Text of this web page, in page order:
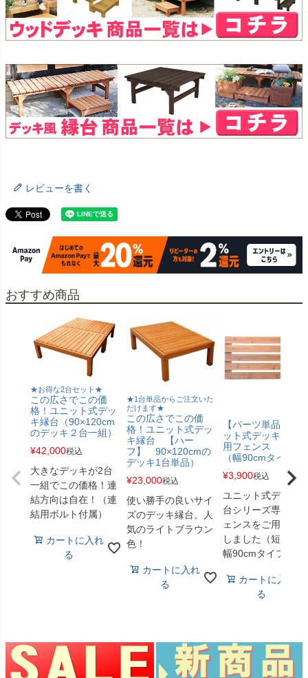
レビューを書く
おすすめ商品
★お得な2台セット★
この広さでこの価
格！ユニット式デッ
キ縁台（90×120cm
のデッキ２台一組）
¥42,000税込
大きなデッキが2台
一組でこの価格！連
結方向は自在！（連
結用ボルト付属）
カートに入れ
る
★1台単品からご注文いた
だけます★
この広さでこの価
格！ユニット式デッ
キ縁台 【ハー
フ】 90×120cmの
デッキ1台単品）
¥23,000税込
使い勝手の良いサイ
ズのデッキ縁台。人
気のライトブラウン
色！
カートに入れ
る
【パーツ単品】ユ
ット式デッキ縁台
用フェンス 短辺
（幅90cmタイプ）
¥3,900税込
ユニット式デッキ
台シリーズ専用の
ェンスをご用意い
しました（短辺用
幅90cmタイプ）。
カートに入れ
る